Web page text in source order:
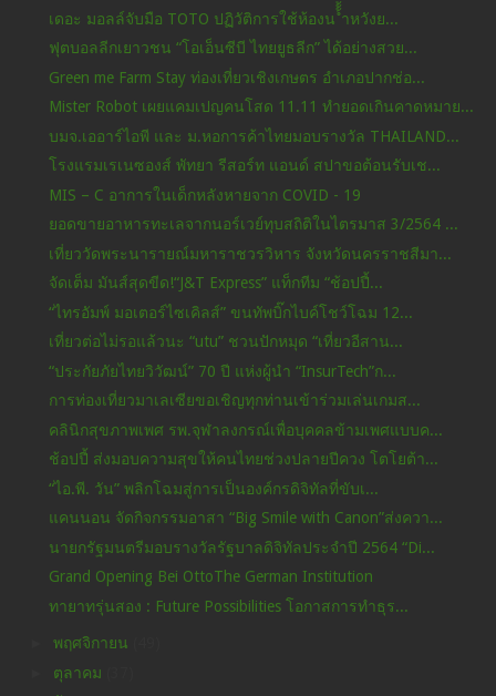
เดอะ มอลล์จับมือ TOTO ปฏิวัติการใช้ห้องน ้้้ำหวังย...
ฟุตบอลลีกเยาวชน “โอเอ็นซีบี ไทยยูธลีก” ได้อย่างสวย...
Green me Farm Stay ท่องเที่ยวเชิงเกษตร อำเภอปากช่อ...
Mister Robot เผยแคมเปญคนโสด 11.11 ทำยอดเกินคาดหมาย...
บมจ.เออาร์ไอพี และ ม.หอการค้าไทยมอบรางวัล THAILAND...
โรงแรมเรเนซองส์ พัทยา รีสอร์ท แอนด์ สปาขอต้อนรับเช...
MIS – C อาการในเด็กหลังหายจาก COVID - 19
ยอดขายอาหารทะเลจากนอร์เวย์ทุบสถิติในไตรมาส 3/2564 ...
เที่ยววัดพระนารายณ์มหาราชวรวิหาร จังหวัดนครราชสีมา...
จัดเต็ม มันส์สุดขีด!“J&T Express” แท็กทีม “ช้อปปี้...
“ไทรอัมพ์ มอเตอร์ไซเคิลส์” ขนทัพบิ๊กไบค์โชว์โฉม 12...
เที่ยวต่อไม่รอแล้วนะ “utu” ชวนปักหมุด “เที่ยวอีสาน...
“ประกัยภัยไทยวิวัฒน์” 70 ปี แห่งผู้นำ “InsurTech”ก...
การท่องเที่ยวมาเลเซียขอเชิญทุกท่านเข้าร่วมเล่นเกมส...
คลินิกสุขภาพเพศ รพ.จุฬาลงกรณ์เพื่อบุคคลข้ามเพศแบบค...
ช้อปปี้ ส่งมอบความสุขให้คนไทยช่วงปลายปีควง โตโยต้า...
“ไอ.พี. วัน” พลิกโฉมสู่การเป็นองค์กรดิจิทัลที่ขับเ...
แคนนอน จัดกิจกรรมอาสา “Big Smile with Canon”ส่งควา...
นายกรัฐมนตรีมอบรางวัลรัฐบาลดิจิทัลประจำปี 2564 “Di...
Grand Opening Bei OttoThe German Institution
ทายาทรุ่นสอง : Future Possibilities โอกาสการทำธุร...
พฤศจิกายน
ตุลาคม